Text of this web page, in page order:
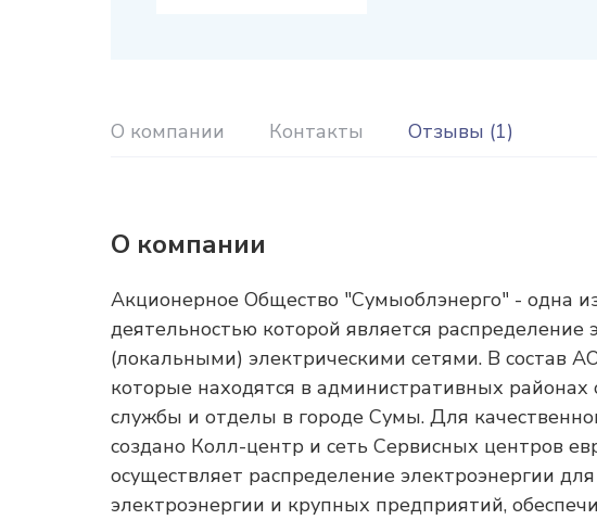
О компании Контакты Отзывы (1)
О компании
Акционерное Общество "Сумыоблэнерго" - одна
деятельностью которой является
(локальными) электрическими сетями. В состав
которые находятся в административных районах
службы и отделы в городе Сумы. Для
создано Колл-центр и сеть Сервисных центров
осуществляет распределение электроэнергии
электроэнергии и крупных предприятий,